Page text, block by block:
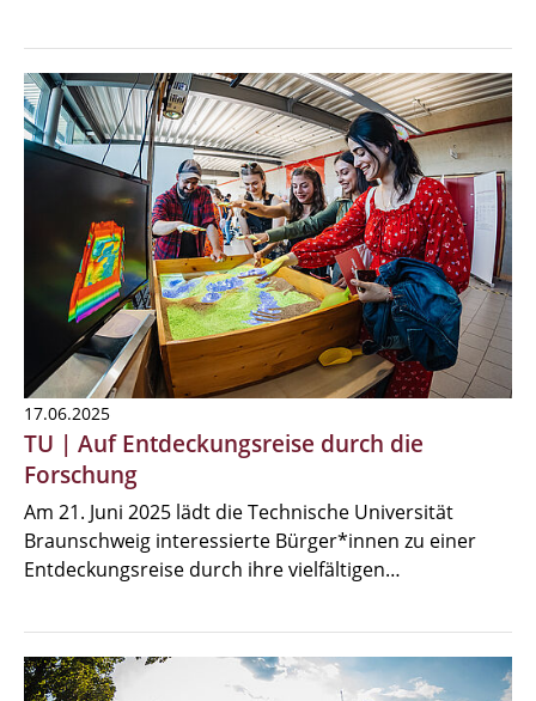
17.06.2025
TU | Auf Entdeckungsreise durch die
Forschung
Am 21. Juni 2025 lädt die Technische Universität
Braunschweig interessierte Bürger*innen zu einer
Entdeckungsreise durch ihre vielfältigen…